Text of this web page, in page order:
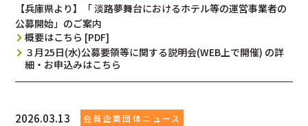
【兵庫県より】「 淡路夢舞台におけるホテル等の運営事業者の
公募開始」のご案内
概要はこちら [PDF]
３月25日(水)公募要領等に関する説明会(WEB上で開催) の詳
細・お申込みはこちら
2026.03.13